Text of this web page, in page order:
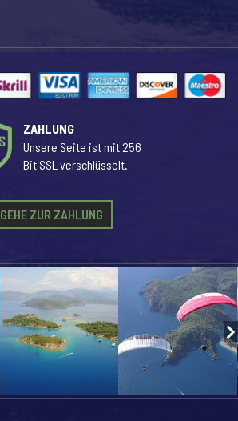
ZAHLUNG
Unsere Seite ist mit 256
Bit SSL verschlüsselt.
GEHE ZUR ZAHLUNG